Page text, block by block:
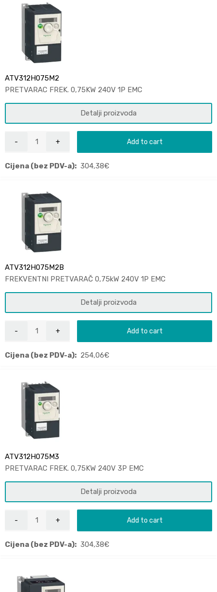
ATV312H075M2
PRETVARAC FREK. 0,75KW 240V 1P EMC
Detalji proizvoda
Add to cart
Cijena (bez PDV-a): 304,38€
ATV312H075M2B
FREKVENTNI PRETVARAČ 0,75kW 240V 1P EMC
Detalji proizvoda
Add to cart
Cijena (bez PDV-a): 254,06€
ATV312H075M3
PRETVARAC FREK. 0,75KW 240V 3P EMC
Detalji proizvoda
Add to cart
Cijena (bez PDV-a): 304,38€